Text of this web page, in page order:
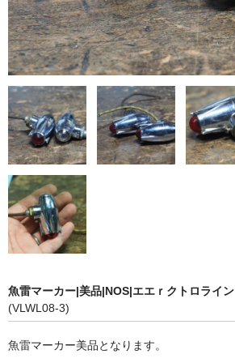
魚雷マーカー|美品|NOS|エエｒクトロライン
(VLWL08-3)
魚雷マーカー美品となります。